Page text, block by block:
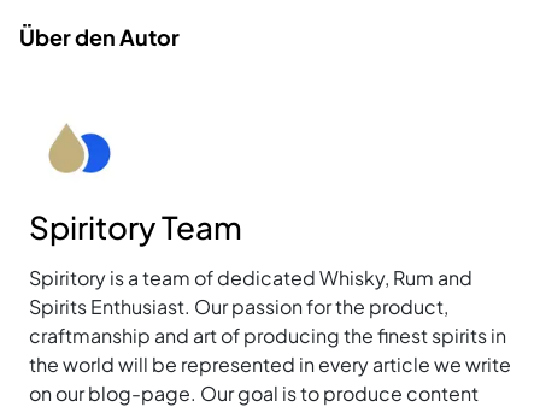
Über den Autor
Spiritory Team
Spiritory is a team of dedicated Whisky, Rum and
Spirits Enthusiast. Our passion for the product,
craftmanship and art of producing the finest spirits in
the world will be represented in every article we write
on our blog-page. Our goal is to produce content